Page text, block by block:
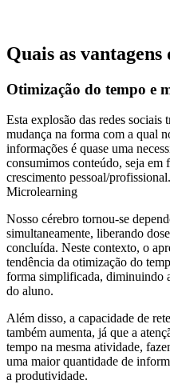
Quais as
Otimização do tempo e
Esta explosão das redes
mudança na forma com a qual
informações é quase uma
consumimos conteúdo, seja em
crescimento pessoal/
Microlearning
Nosso cérebro tornou-se
simultaneamente, liberando
concluída. Neste contexto, o
tendência da otimização do
forma simplificada, diminuindo
do aluno.
Além disso, a capacidade de
também aumenta, já que a
tempo na mesma atividade,
uma maior quantidade de
a produtividade.